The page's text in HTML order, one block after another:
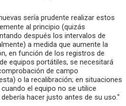
sería prudente realizar estos
al principio (quizás
después los intervalos de
a medida que aumente la
en función de los registros de
equipos portátiles, se necesitará
de campo
o la recalibración; en situaciones
el equipo no se utilice
hacer justo antes de su uso."